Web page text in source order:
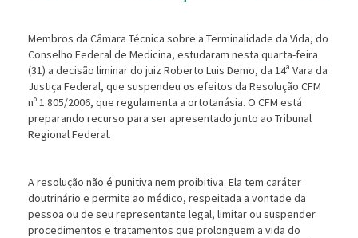
Membros da Câmara Técnica sobre a Terminalidade da Vida, do
Conselho Federal de Medicina, estudaram nesta quarta-feira
(31) a decisão liminar do juiz Roberto Luis Demo, da 14ª Vara da
Justiça Federal, que suspendeu os efeitos da Resolução CFM
nº 1.805/2006, que regulamenta a ortotanásia. O CFM est
preparando recurso para ser apresentado junto ao Tribunal
Regional Federal.
A resolução não é punitiva nem proibitiva. Ela tem caráter
doutrinário e permite ao médico, respeitada a vontade da
pessoa ou de seu representante legal, limitar ou suspender
procedimentos e tratamentos que prolonguem a vida do